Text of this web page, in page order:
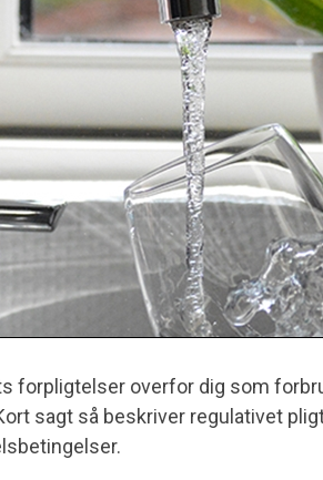
overfor dig som
sagt så beskriver regulativet